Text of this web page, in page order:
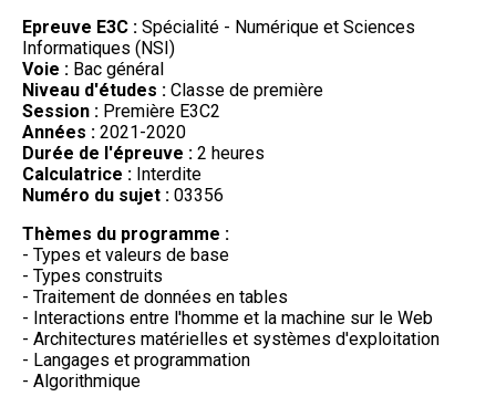
Epreuve E3C : Spécialité - Numérique et Sciences
Informatiques (NSI)
Voie : Bac général
Niveau d'études : Classe de première
Session : Première E3C2
Années : 2021-2020
Durée de l'épreuve : 2 heures
Calculatrice : Interdite
Numéro du sujet : 03356
Thèmes du programme :
- Types et valeurs de base
- Types construits
- Traitement de données en tables
- Interactions entre l'homme et la machine sur le Web
- Architectures matérielles et systèmes d'exploitation
- Langages et programmation
- Algorithmique